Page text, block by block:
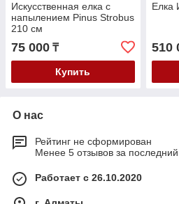
Искусственная елка с
напылением Pinus Strobus
210 см
75 000 ₸
Купить
Елка
510
О нас
Рейтинг не сформирован
Менее 5 отзывов за последний
Работает с 26.10.2020